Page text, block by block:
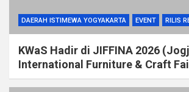
DAERAH ISTIMEWA YOGYAKARTA EVENT RILIS
KWaS Hadir di JIFFINA 2026
International Furniture & Craft